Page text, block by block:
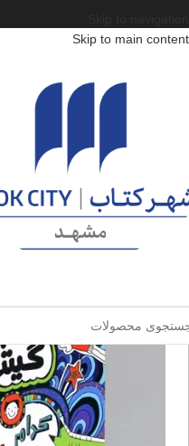
Skip to main content
محصولات / کتاب کودک و نوجوان